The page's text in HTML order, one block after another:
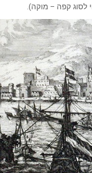
לסוג קפה – מוקה).